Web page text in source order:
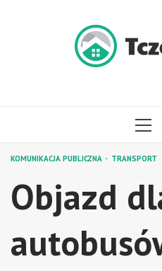
KOMUNIKACJA PUBLICZNA TRANSPORT
Objazd